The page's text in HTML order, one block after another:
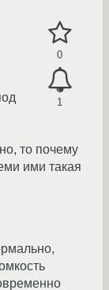
0
1
то почему
ими такая